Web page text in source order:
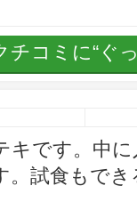
チコミに“ぐ
キです。中
。試食もで